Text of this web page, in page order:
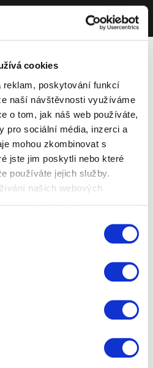
cookies
reklam, poskytování funkcí
naší návštěvnosti využíváme
o tom, jak náš web používáte,
pro sociální média, inzerci a
mohou zkombinovat s
jste jim poskytli nebo které
používáte jejich služby.
našich webových